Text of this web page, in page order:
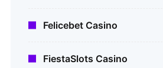
Felicebet Casino
FiestaSlots Casino